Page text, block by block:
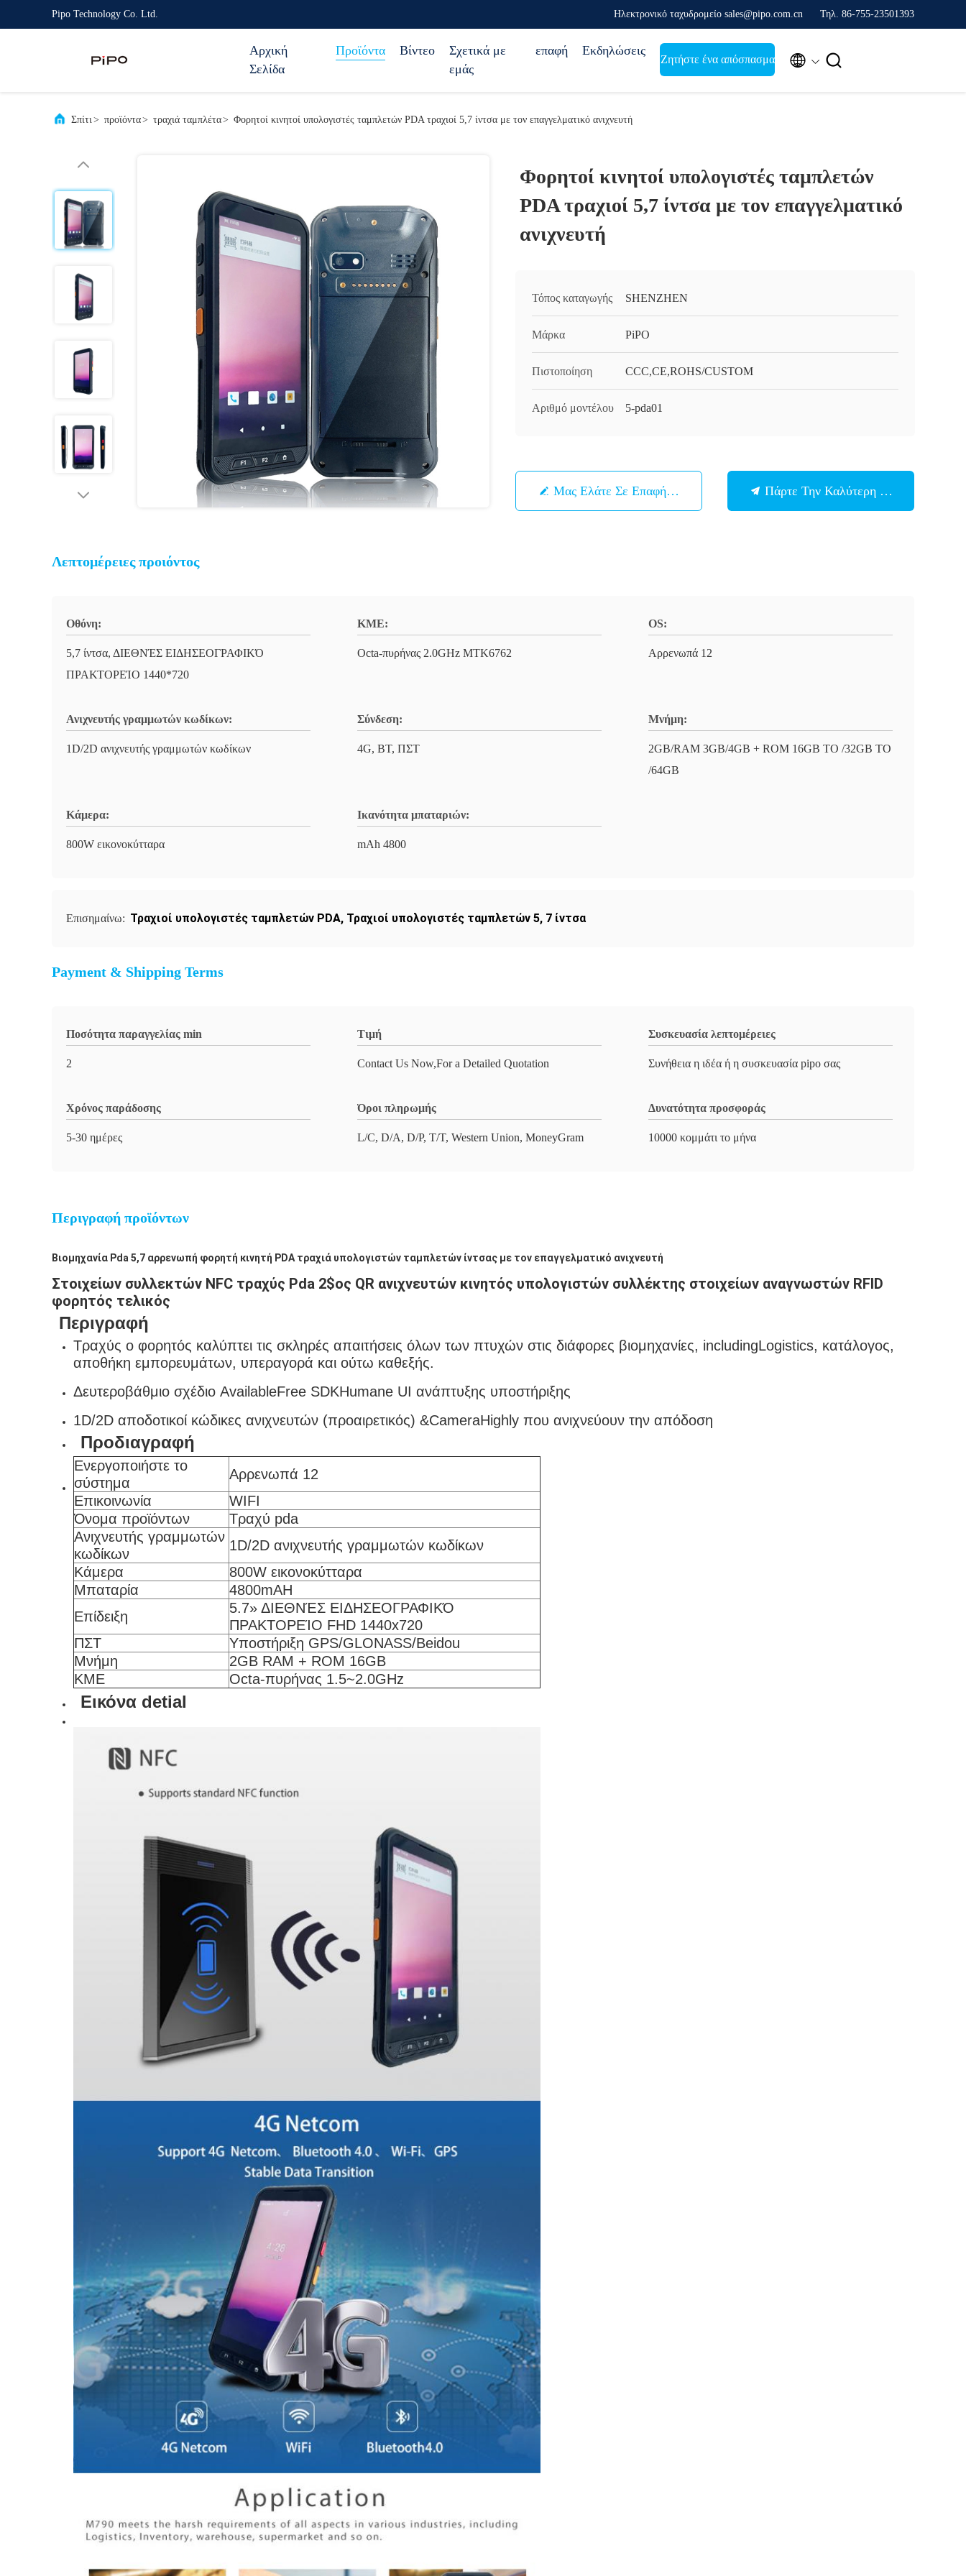
Pipo Technology Co. Ltd. Ηλεκτρονικό ταχυδρομείο sales@pipo.com.cn Τηλ. 86-755-23501393
Αρχική
Σελίδα
Προϊόντα Βίντεο
Σχετικά με
εμάς
επαφή Εκδηλώσεις
Ζητήστε ένα απόσπασμα  
Σπίτι> προϊόντα> τραχιά ταμπλέτα> Φορητοί κινητοί υπολογιστές ταμπλετών PDA τραχιοί 5,7 ίντσα με τον επαγγελματικό ανιχνευτή
Φορητοί κινητοί υπολογιστές ταμπλετών
PDA τραχιοί 5,7 ίντσα με τον επαγγελματικό
ανιχνευτή
Τόπος καταγωγής SHENZHEN
Μάρκα PiPO
Πιστοποίηση CCC,CE,ROHS/CUSTOM
Αριθμό μοντέλου 5-pda01
Μας Ελάτε Σε Επαφή Με Πάρτε Την Καλύτερη Τιμή
Λεπτομέρειες προιόντος
Οθόνη:
5,7 ίντσα, ΔΙΕΘΝΈΣ ΕΙΔΗΣΕΟΓΡΑΦΙΚΌ
ΠΡΑΚΤΟΡΕΊΟ 1440*720
ΚΜΕ:
Octa-πυρήνας 2.0GHz MTK6762
OS:
Αρρενωπά 12
Ανιχνευτής γραμμωτών κωδίκων:
1D/2D ανιχνευτής γραμμωτών κωδίκων
Σύνδεση:
4G, BT, ΠΣΤ
Μνήμη:
2GB/RAM 3GB/4GB + ROM 16GB ΤΟ /32GB ΤΟ
/64GB
Κάμερα:
800W εικονοκύτταρα
Ικανότητα μπαταριών:
mAh 4800
Επισημαίνω: Τραχιοί υπολογιστές ταμπλετών PDA, Τραχιοί υπολογιστές ταμπλετών 5, 7 ίντσα
Payment & Shipping Terms
Ποσότητα παραγγελίας min
2
Τιμή
Contact Us Now,For a Detailed Quotation
Συσκευασία λεπτομέρειες
Συνήθεια η ιδέα ή η συσκευασία pipo σας
Χρόνος παράδοσης
5-30 ημέρες
Όροι πληρωμής
L/C, D/A, D/P, T/T, Western Union, MoneyGram
Δυνατότητα προσφοράς
10000 κομμάτι το μήνα
Περιγραφή προϊόντων
Βιομηχανία Pda 5,7 αρρενωπή φορητή κινητή PDA τραχιά υπολογιστών ταμπλετών ίντσας με τον επαγγελματικό ανιχνευτή
Στοιχείων συλλεκτών NFC τραχύς Pda 2$ος QR ανιχνευτών κινητός υπολογιστών συλλέκτης στοιχείων αναγνωστών RFID
φορητός τελικός
Περιγραφή
Τραχύς ο φορητός καλύπτει τις σκληρές απαιτήσεις όλων των πτυχών στις διάφορες βιομηχανίες, includingLogistics, κατάλογος,
αποθήκη εμπορευμάτων, υπεραγορά και ούτω καθεξής.
Δευτεροβάθμιο σχέδιο AvailableFree SDKHumane UI ανάπτυξης υποστήριξης
1D/2D αποδοτικοί κώδικες ανιχνευτών (προαιρετικός) &CameraHighly που ανιχνεύουν την απόδοση
Προδιαγραφή
Ενεργοποιήστε το
σύστημα
Αρρενωπά 12
Επικοινωνία
WIFI
Όνομα προϊόντων
Τραχύ pda
Ανιχνευτής γραμμωτών
κωδίκων
1D/2D ανιχνευτής γραμμωτών κωδίκων
Κάμερα
800W εικονοκύτταρα
Μπαταρία
4800mAH
Επίδειξη
5.7» ΔΙΕΘΝΈΣ ΕΙΔΗΣΕΟΓΡΑΦΙΚΌ
ΠΡΑΚΤΟΡΕΊΟ FHD 1440x720
ΠΣΤ
Υποστήριξη GPS/GLONASS/Beidou
Μνήμη
2GB RAM + ROM 16GB
ΚΜΕ
Octa-πυρήνας 1.5~2.0GHz
Εικόνα detial